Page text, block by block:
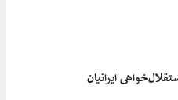
ایرانیان